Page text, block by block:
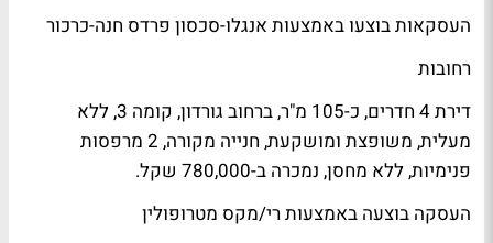
העסקאות בוצעו באמצעות אנגלו-סכסון פרדס חנה-כרכור
רחובות
דירת 4 חדרים, כ-105 מ"ר, ברחוב גורדון, קומה 3, ללא
מעלית, משופצת ומושקעת, חנייה מקורה, 2 מרפסות
פנימיות, ללא מחסן, נמכרה ב-780,000 שקל.
העסקה בוצעה באמצעות רי/מקס מטרופולין